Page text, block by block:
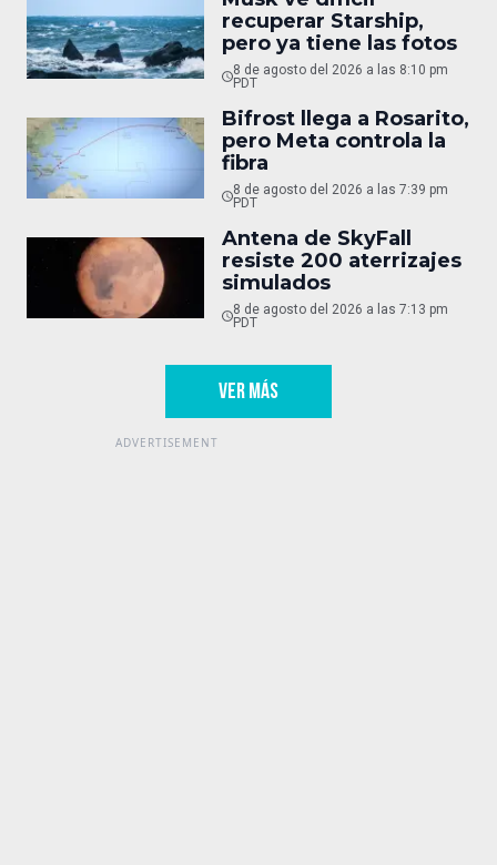
recuperar Starship,
pero ya tiene las fotos
8 de agosto del 2026 a las 8:10 pm
PDT
Bifrost llega a Rosarito,
pero Meta controla la
fibra
8 de agosto del 2026 a las 7:39 pm
PDT
Antena de SkyFall
resiste 200 aterrizajes
simulados
8 de agosto del 2026 a las 7:13 pm
PDT
VER MÁS